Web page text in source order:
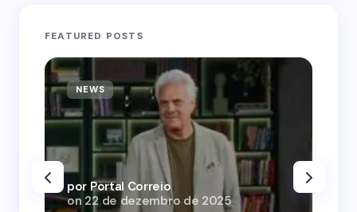
FEATURED POSTS
NEWS
por Portal Correio
on 22 de dezembro de 2025